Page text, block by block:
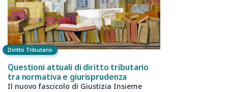
Diritto Tributario
Questioni attuali di diritto tributario
tra normativa e giurisprudenza
Il nuovo fascicolo di Giustizia Insieme